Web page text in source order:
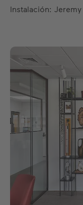
Instalación: Jeremy